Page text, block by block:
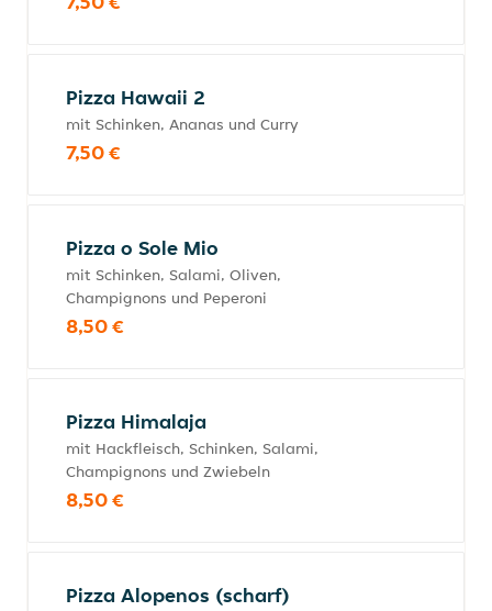
Pizza Hawaii 2
mit Schinken, Ananas und Curry
7,50 €
Pizza o Sole Mio
mit Schinken, Salami, Oliven,
Champignons und Peperoni
8,50 €
Pizza Himalaja
mit Hackfleisch, Schinken, Salami,
Champignons und Zwiebeln
8,50 €
Pizza Alopenos (scharf)